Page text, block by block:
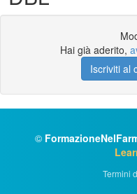
Hai già aderito,
Iscriviti al
©
Termini